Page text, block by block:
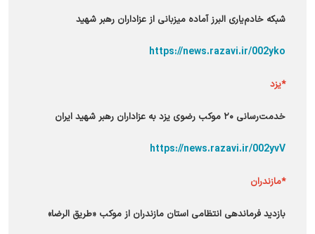
شبکه خادم‌یاری البرز آماده میزبانی از عزاداران رهبر شهید
https://news.razavi.ir/002yko
*یزد
خدمت‌رسانی ۲۰ موکب رضوی یزد به عزاداران رهبر شهید ایران
https://news.razavi.ir/002yvV
*مازندران
بازدید فرماندهی انتظامی استان مازندران از موکب «طریق الرضا»